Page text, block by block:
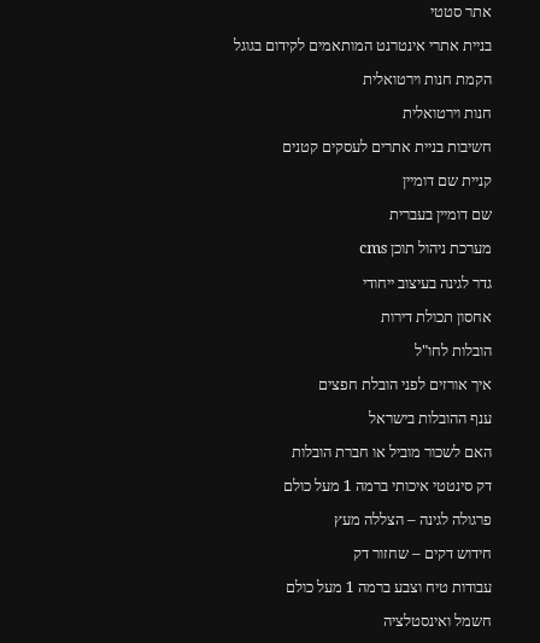
אתר סטטי
בניית אתרי אינטרנט המותאמים לקידום בגוגל
הקמת חנות וירטואלית
חנות וירטואלית
חשיבות בניית אתרים לעסקים קטנים
קניית שם דומיין
שם דומיין בעברית
מערכת ניהול תוכן cms
גדר לגינה בעיצוב ייחודי
אחסון תכולת דירות
הובלות לחו"ל
איך אורזים לפני הובלת חפצים
ענף ההובלות בישראל
האם לשכור מוביל או חברת הובלות
דק סינטטי איכותי ברמה 1 מעל כולם
פרגולה לגינה – הצללה מעץ
חידוש דקים – שחזור דק
עבודות טיח וצבע ברמה 1 מעל כולם
חשמל ואינסטלציה